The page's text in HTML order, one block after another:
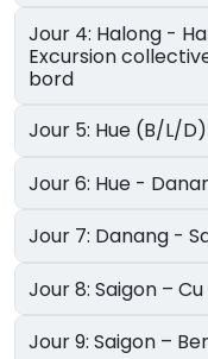
Jour 4: Halong - Hanoi - Vol Hue (B/L/D)
Excursion
bord
Jour 5: Hue (B/L/D)
Jour 6: Hue -
Jour 7:
Jour 8:
Jour 9: